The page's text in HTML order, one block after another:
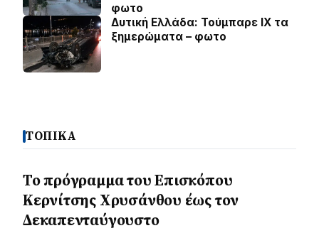
φωτο
Δυτική Ελλάδα: Τούμπαρε ΙΧ τα
ξημερώματα – φωτο
ΤΟΠΙΚΑ
Το πρόγραμμα του Επισκόπου
Κερνίτσης Χρυσάνθου έως τον
Δεκαπενταύγουστο